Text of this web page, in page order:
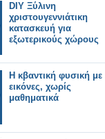
DIY Ξύλινη
χριστουγεννιάτικη
κατασκευή για
εξωτερικούς χώρους
Η κβαντική φυσική με
εικόνες, χωρίς
μαθηματικά